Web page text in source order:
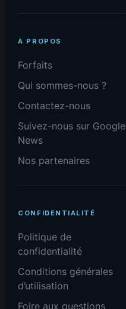
À PROPOS
Forfaits
Qui sommes-nous ?
Contactez-nous
Suivez-nous sur Google
News
Nos partenaires
CONFIDENTIALITÉ
Politique de
confidentialité
Conditions générales
d’utilisation
Foire aux questions